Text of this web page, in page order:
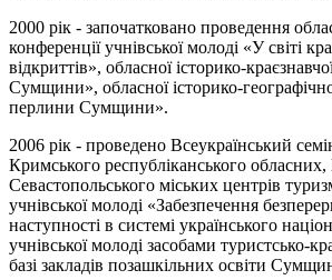
2000 рік - започатковано проведення
конференції учнівської молоді «У світі
відкриттів», обласної історико-
Сумщини», обласної історико-
перлини Сумщини».
2006 рік - проведено Всеукраїнський
Кримського республіканського обласних,
Севастопольського міських центрів
учнівської молоді «Забезпечення
наступності в системі українського
учнівської молоді засобами туристсько-
базі закладів позашкільних освіти